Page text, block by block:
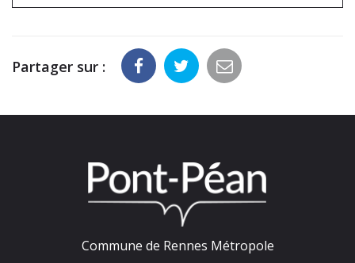
Partager sur :
Commune de Rennes Métropole